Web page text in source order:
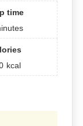
time
kcal